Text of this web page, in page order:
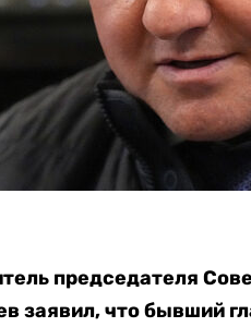
председателя
заявил, что бывший